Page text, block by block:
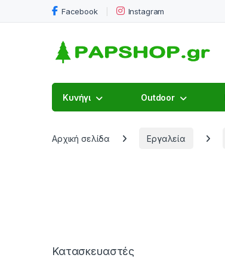
Facebook Instagram
Κυνήγι Outdoor
Αρχική σελίδα Εργαλεία
Κατασκευαστές